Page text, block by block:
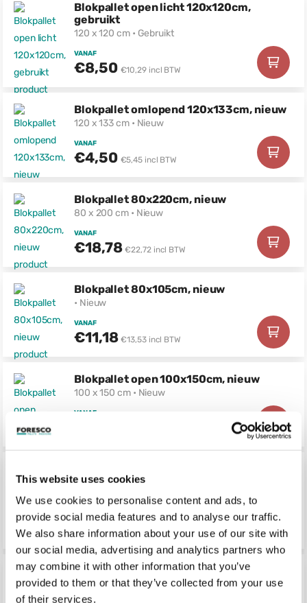
This website uses cookies
We use cookies to personalise content and ads, to
provide social media features and to analyse our traffic.
We also share information about your use of our site with
our social media, advertising and analytics partners who
may combine it with other information that you’ve
provided to them or that they’ve collected from your use
of their services.
Blokpallet open licht 120x120cm,
gebruikt
120 x 120 cm • Gebruikt
VANAF
€8,50 €10,29 incl BTW
Blokpallet omlopend 120x133cm, nieuw
120 x 133 cm • Nieuw
VANAF
€4,50 €5,45 incl BTW
Blokpallet 80x220cm, nieuw
80 x 200 cm • Nieuw
VANAF
€18,78 €22,72 incl BTW
Blokpallet 80x105cm, nieuw
• Nieuw
VANAF
€11,18 €13,53 incl BTW
Blokpallet open 100x150cm, nieuw
100 x 150 cm • Nieuw
VANAF
nieuw
90 x 135 cm • Nieuw
VANAF
€4,50 €5,45 incl BTW
Blokpallet open 90x135cm, nieuw
90 x 135 cm • Nieuw